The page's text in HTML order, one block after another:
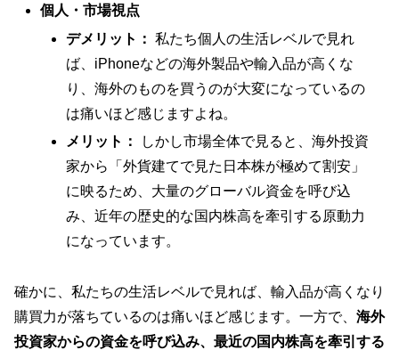
個人・市場視点
デメリット： 私たち個人の生活レベルで見れ
ば、iPhoneなどの海外製品や輸入品が高くな
り、海外のものを買うのが大変になっているの
は痛いほど感じますよね。
メリット：
しかし市場全体で見ると、海外投資
家から「外貨建てで見た日本株が極めて割安」
に映るため、大量のグローバル資金を呼び込
み、近年の歴史的な国内株高を牽引する原動力
になっています。
確かに、私たちの生活レベルで見れば、輸入品が高くなり
購買力が落ちているのは痛いほど感じます。一方で、 海外
投資家からの資金を呼び込み、最近の国内株高を牽引する